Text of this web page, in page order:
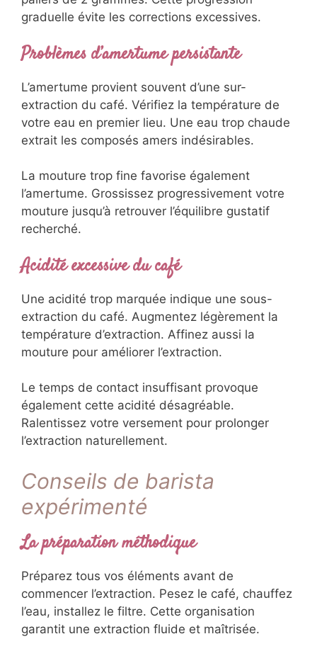
graduelle évite les corrections excessives.
Problèmes d’amertume persistante
L’amertume provient souvent d’une sur-
extraction du café. Vérifiez la température de
votre eau en premier lieu. Une eau trop chaude
extrait les composés amers indésirables.
La mouture trop fine favorise également
l’amertume. Grossissez progressivement votre
mouture jusqu’à retrouver l’équilibre gustatif
recherché.
Acidité excessive du café
Une acidité trop marquée indique une sous-
extraction du café. Augmentez légèrement la
température d’extraction. Affinez aussi la
mouture pour améliorer l’extraction.
Le temps de contact insuffisant provoque
également cette acidité désagréable.
Ralentissez votre versement pour prolonger
l’extraction naturellement.
Conseils de barista
expérimenté
La préparation méthodique
Préparez tous vos éléments avant de
commencer l’extraction. Pesez le café, chauffez
l’eau, installez le filtre. Cette organisation
garantit une extraction fluide et maîtrisée.